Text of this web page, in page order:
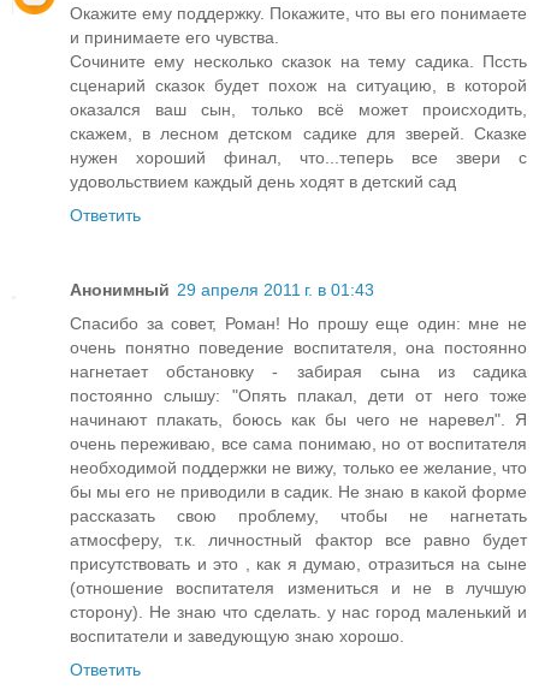
Окажите ему поддержку. Покажите, что вы его понимаете
и принимаете его чувства.
Сочините ему несколько сказок на тему садика. Пссть
сценарий сказок будет похож на ситуацию, в которой
оказался ваш сын, только всё может происходить,
скажем, в лесном детском садике для зверей. Сказке
нужен хороший финал, что...теперь все звери с
удовольствием каждый день ходят в детский сад
Ответить
Анонимный 29 апреля 2011 г. в 01:43
Спасибо за совет, Роман! Но прошу еще один: мне не
очень понятно поведение воспитателя, она постоянно
нагнетает обстановку - забирая сына из садика
постоянно слышу: "Опять плакал, дети от него тоже
начинают плакать, боюсь как бы чего не наревел". Я
очень переживаю, все сама понимаю, но от воспитателя
необходимой поддержки не вижу, только ее желание, что
бы мы его не приводили в садик. Не знаю в какой форме
рассказать свою проблему, чтобы не нагнетать
атмосферу, т.к. личностный фактор все равно будет
присутствовать и это , как я думаю, отразиться на сыне
(отношение воспитателя измениться и не в лучшую
сторону). Не знаю что сделать. у нас город маленький и
воспитатели и заведующую знаю хорошо.
Ответить